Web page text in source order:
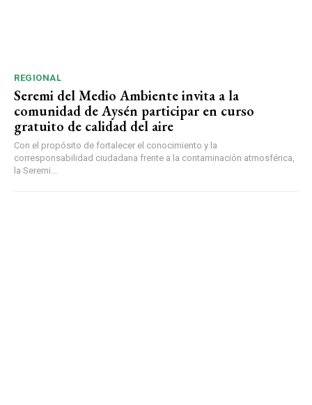
REGIONAL
Seremi del Medio Ambiente invita a la
comunidad de Aysén participar en curso
gratuito de calidad del aire
Con el propósito de fortalecer el conocimiento y la
corresponsabilidad ciudadana frente a la contaminación atmosférica,
la Seremi...